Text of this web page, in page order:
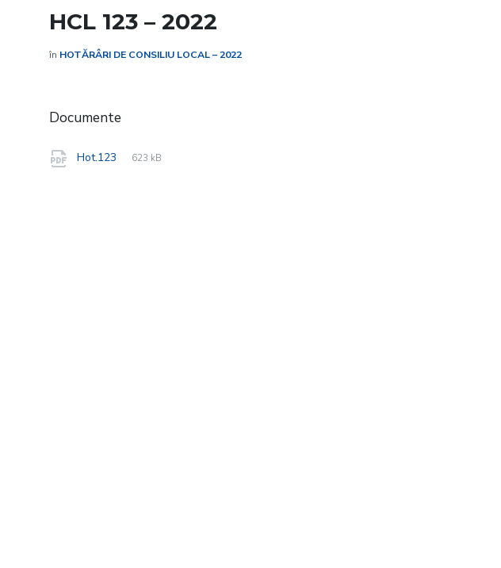
HCL 123 – 2022
în HOTĂRÂRI DE CONSILIU LOCAL – 2022
Documente
Hot.123
File
pdf
File
623 kB